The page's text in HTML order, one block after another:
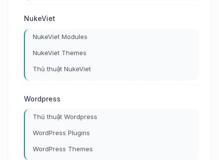
NukeViet
NukeViet Modules
NukeViet Themes
Thủ thuật NukeViet
Wordpress
Thủ thuật Wordpress
WordPress Plugins
WordPress Themes